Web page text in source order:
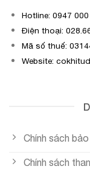
Hotline: 0947
Điện thoại:
Mã số thuế:
Website:
Chính sách bảo
Chính sách